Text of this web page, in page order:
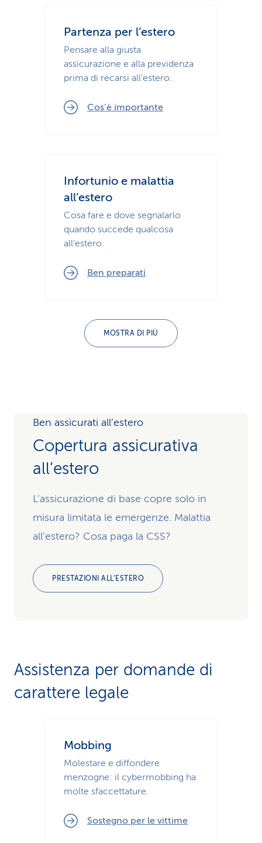
Partenza per l’estero
Pensare alla giusta
assicurazione e alla previdenza
prima di recarsi all’estero.
Cos’è importante
Infortunio e malattia
all’estero
Cosa fare e dove segnalarlo
quando succede qualcosa
all’estero.
Ben preparati
MOSTRA DI PIÙ
Ben assicurati all’estero
Copertura assicurativa
all’estero
L’assicurazione di base copre solo in
misura limitata le emergenze. Malattia
all’estero? Cosa paga la CSS?
PRESTAZIONI ALL’ESTERO
Assistenza per domande di
carattere legale
Mobbing
Molestare e diffondere
menzogne: il cybermobbing ha
molte sfaccettature.
Sostegno per le vittime